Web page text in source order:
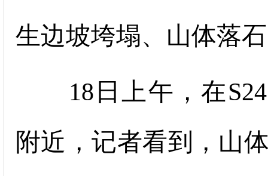
生边坡垮塌、山体落
18日上午，在
附近，记者看到，山